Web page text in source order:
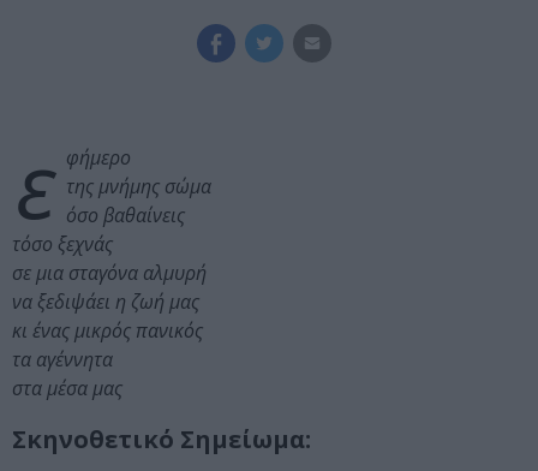
ε φήμερο
της μνήμης σώμα
όσο βαθαίνεις
τόσο ξεχνάς
σε μια σταγόνα αλμυρή
να ξεδιψάει η ζωή μας
κι ένας μικρός πανικός
τα αγέννητα
στα μέσα μας
Σκηνοθετικό Σημείωμα: